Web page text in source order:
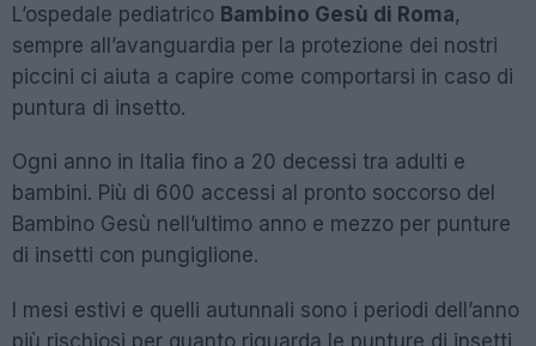
L’ospedale pediatrico Bambino Gesù di Roma,
sempre all’avanguardia per la protezione dei nostri
piccini ci aiuta a capire come comportarsi in caso di
puntura di insetto.
Ogni anno in Italia fino a 20 decessi tra adulti e
bambini. Più di 600 accessi al pronto soccorso del
Bambino Gesù nell’ultimo anno e mezzo per punture
di insetti con pungiglione.
I mesi estivi e quelli autunnali sono i periodi dell’anno
più rischiosi per quanto riguarda le punture di insetti